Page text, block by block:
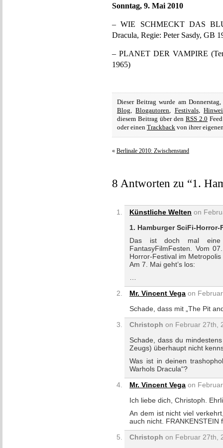
Sonntag, 9. Mai 2010
– WIE SCHMECKT DAS
Dracula, Regie: Peter Sasdy, GB
– PLANET DER VAMPIRE
1965)
Dieser Beitrag wurde am
Blog,Blogautoren, Festivals,
diesem Beitrag über den RSS 2.0
oder einen Trackback von ihrer
« Berlinale 2010: Zwischenstand
8 Antworten zu “1.
Künstliche Welten on
1. Hamburger SciFi-
Das ist doch mal eine
FantasyFilmFesten. Vom
Horror-Festival im
Am 7. Mai geht’s los:
Mr. Vincent Vega on
Schade, dass mit „The Pit
Christoph on Februar 27th,
Schade, dass du
Zeugs) überhaupt nicht
Was ist in deinen
Warhols Dracula“?
Mr. Vincent Vega on
Ich liebe dich, Christoph.
An dem ist nicht viel
auch nicht. FRANKENSTEIN
Christoph on Februar 27th,